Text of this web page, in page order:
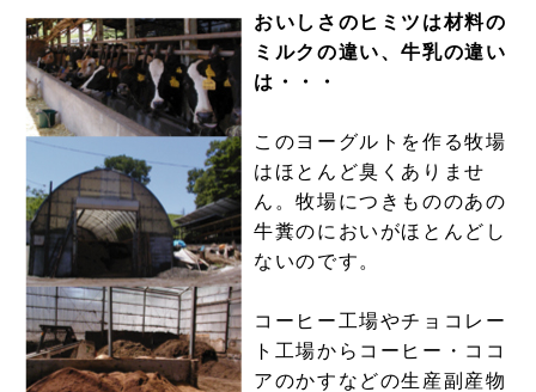
おいしさのヒミツは材料の
ミルクの違い、牛乳の違い
は・・・
このヨーグルトを作る牧場
はほとんど臭くありませ
ん。牧場につきもののあの
牛糞のにおいがほとんどし
ないのです。
コーヒー工場やチョコレー
ト工場からコーヒー・ココ
アのかすなどの生産副産物